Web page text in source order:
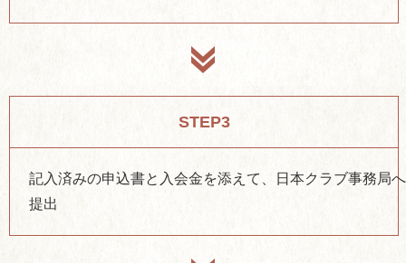
STEP3
記入済みの申込書と入会金を添えて、日本クラブ事務局へ
提出